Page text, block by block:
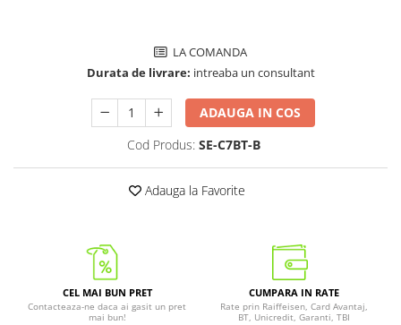
LA COMANDA
Durata de livrare: intreaba un consultant
ADAUGA IN COS
Cod Produs: SE-C7BT-B
Adauga la Favorite
CEL MAI BUN PRET
Contacteaza-ne daca ai gasit un pret
mai bun!
CUMPARA IN RATE
Rate prin Raiffeisen, Card Avantaj,
BT, Unicredit, Garanti, TBI